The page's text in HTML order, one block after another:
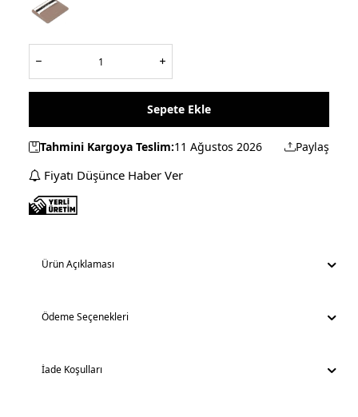
Sepete Ekle
Tahmini Kargoya Teslim:11 Ağustos 2026 Paylaş
Fiyatı Düşünce Haber Ver
Ürün Açıklaması
Ödeme Seçenekleri
İade Koşulları